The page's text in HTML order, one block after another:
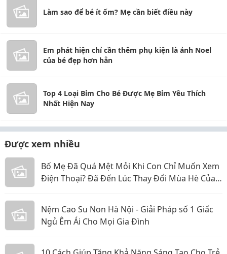
Làm sao để bé ít ốm? Mẹ cần biết điều này
Em phát hiện chỉ cần thêm phụ kiện là ảnh Noel
của bé đẹp hơn hẳn
Top 4 Loại Bỉm Cho Bé Được Mẹ Bỉm Yêu Thích
Nhất Hiện Nay
Được xem nhiều
Bố Mẹ Đã Quá Mệt Mỏi Khi Con Chỉ Muốn Xem
Điện Thoại? Đã Đến Lúc Thay Đổi Mùa Hè Của
Nệm Cao Su Non Hà Nội - Giải Pháp số 1 Giấc
Ngủ Êm Ái Cho Mọi Gia Đình